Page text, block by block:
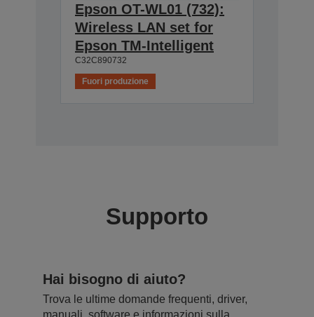
Epson OT-WL01 (732):
Wireless LAN set for
Epson TM-Intelligent
C32C890732
Fuori produzione
Supporto
Hai bisogno di aiuto?
Trova le ultime domande frequenti, driver,
manuali, software e informazioni sulla